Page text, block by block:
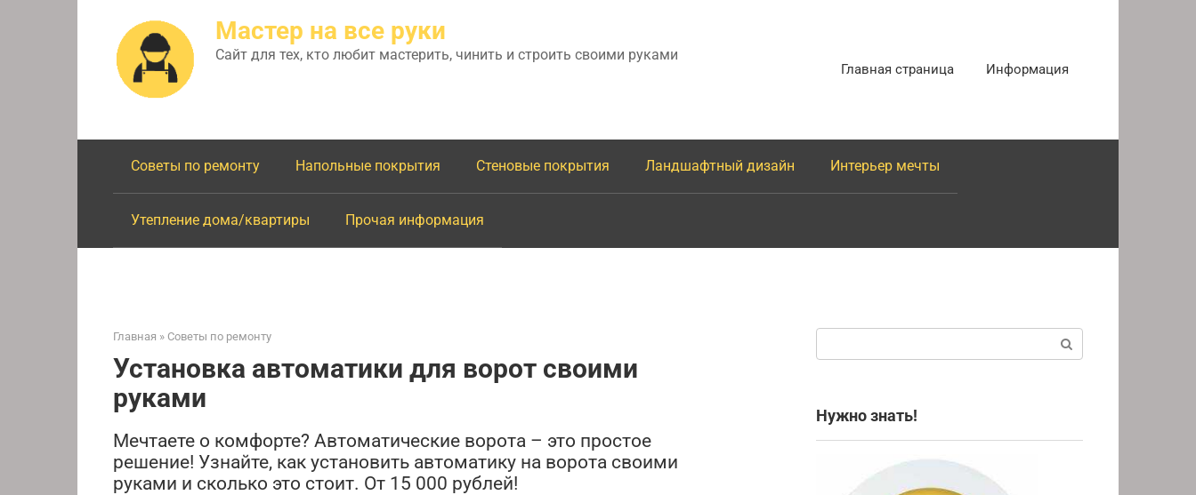
Мастер на все руки
Сайт для тех, кто любит мастерить, чинить и строить своими руками
Главная страница Информация
Советы по ремонту Напольные покрытия Стеновые покрытия Ландшафтный дизайн Интерьер мечты
Утепление дома/квартиры Прочая информация
Главная » Советы по ремонту
Установка автоматики для ворот своими
руками
Мечтаете о комфорте? Автоматические ворота – это простое
решение! Узнайте, как установить автоматику на ворота своими
руками и сколько это стоит. От 15 000 рублей!
Нужно знать!